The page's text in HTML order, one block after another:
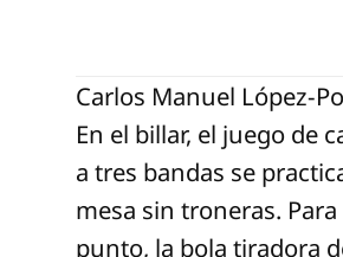
Carlos Manuel López-
En el billar, el juego de
a tres bandas se
mesa sin troneras.
punto, la bola tiradora